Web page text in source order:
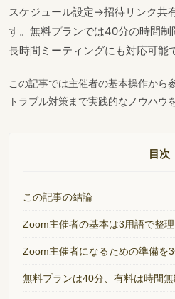
スケジュール設定→招待リンク共
す。無料プランでは40分の時間
長時間ミーティングにも対応可能
この記事では主催者の基本操作から
トラブル対策まで実践的なノウハウ
目次
この記事の結論
Zoom主催者の基本は3用語で整理
Zoom主催者になるための準備を
無料プランは40分、有料は時間無